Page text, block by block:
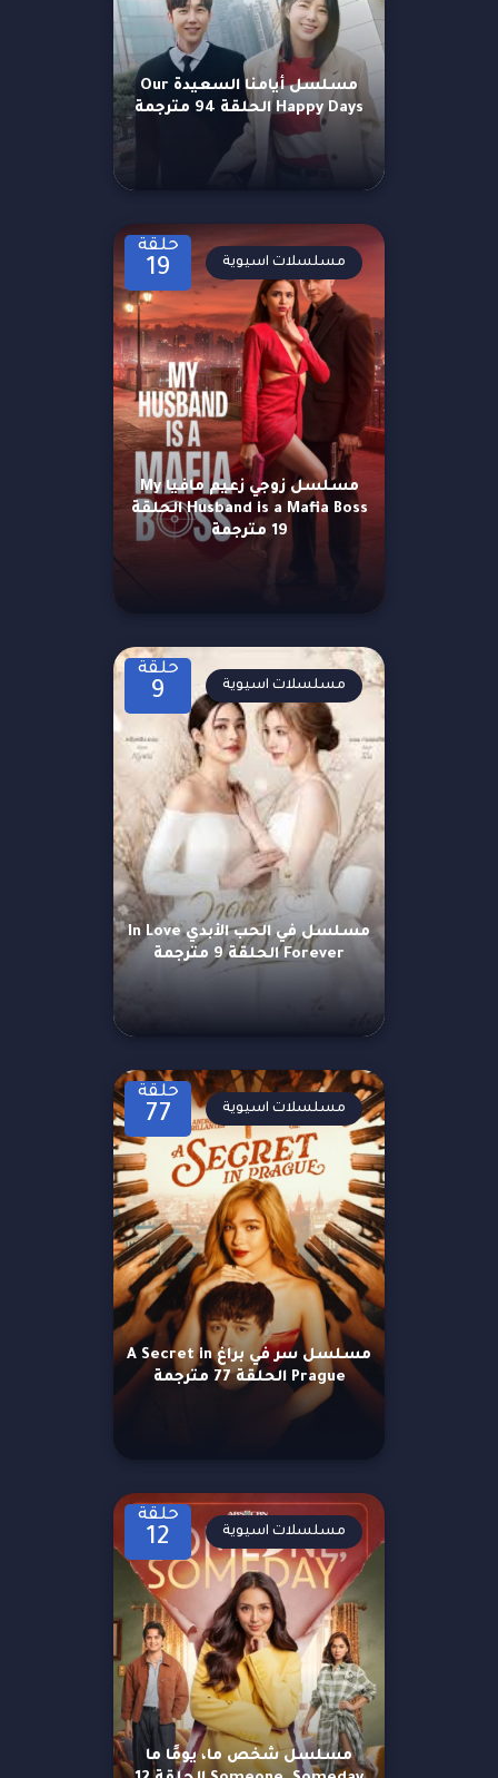
مسلسل أيامنا السعيدة Our
Happy Days الحلقة 94 مترجمة
حلقة
19
مسلسل زوجي زعيم مافيا My
Husband is a Mafia Boss الحلقة
19 مترجمة
مسلسلات اسيوية
حلقة
9
مسلسل في الحب الأبدي In Love
Forever الحلقة 9 مترجمة
مسلسلات اسيوية
حلقة
77
مسلسل سر في براغ A Secret in
Prague الحلقة 77 مترجمة
مسلسلات اسيوية
حلقة
12
مسلسل شخص ما، يومًا ما
مسلسلات اسيوية